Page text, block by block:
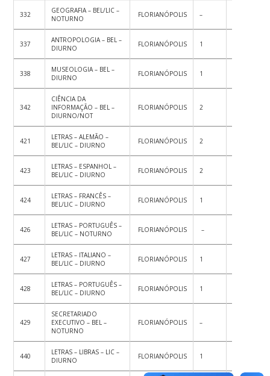
332
GEOGRAFIA – BEL/LIC –
NOTURNO
FLORIANÓPOLIS –
337
ANTROPOLOGIA – BEL –
DIURNO
FLORIANÓPOLIS 1
338
MUSEOLOGIA – BEL –
DIURNO
FLORIANÓPOLIS 1
342
CIÊNCIA DA
INFORMAÇÃO – BEL –
DIURNO/NOT
FLORIANÓPOLIS 2
421
LETRAS – ALEMÃO –
BEL/LIC – DIURNO
FLORIANÓPOLIS 2
423
LETRAS – ESPANHOL –
BEL/LIC – DIURNO
FLORIANÓPOLIS 2
424
LETRAS – FRANCÊS –
BEL/LIC – DIURNO
FLORIANÓPOLIS 1
426
LETRAS – PORTUGUÊS –
BEL/LIC – NOTURNO
FLORIANÓPOLIS –
427
LETRAS – ITALIANO –
BEL/LIC – DIURNO
FLORIANÓPOLIS 1
428
LETRAS – PORTUGUÊS –
BEL/LIC – DIURNO
FLORIANÓPOLIS 1
429
SECRETARIADO
EXECUTIVO – BEL –
NOTURNO
FLORIANÓPOLIS –
440
LETRAS – LIBRAS – LIC –
DIURNO
FLORIANÓPOLIS 1